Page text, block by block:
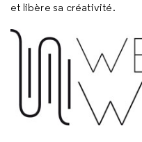
et libère sa créativité.